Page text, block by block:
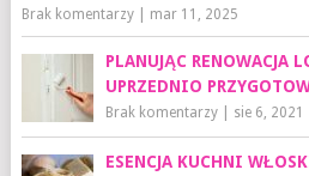
Brak komentarzy| mar 11, 2025
PLANUJĄC RENOWACJA
UPRZEDNIO
Brak komentarzy| sie 6, 2021
ESENCJA KUCHNI